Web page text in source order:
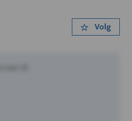
Volg